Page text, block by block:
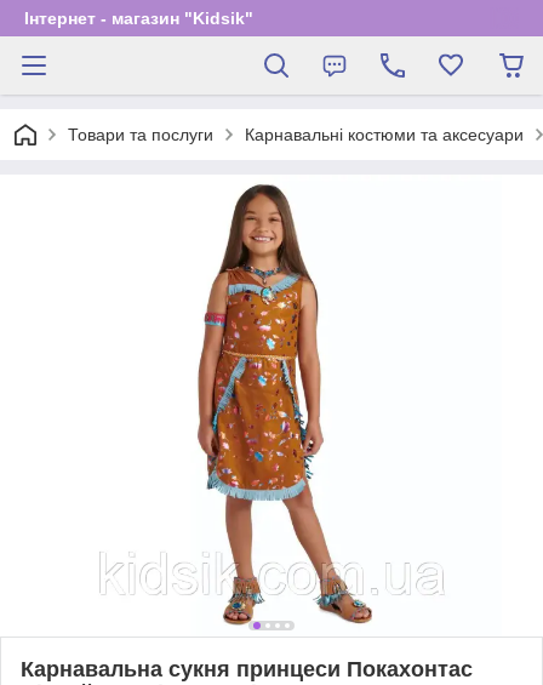
Інтернет - магазин "Kidsik"
Товари та послуги Карнавальні костюми та аксесуари
Карнавальна сукня принцеси Покахонтас